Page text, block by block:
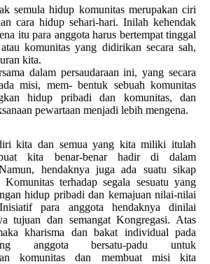
semula hidup komunitas merupakan ciri
cara hidup sehari-hari. Inilah kehendak
itu para anggota harus bertempat tinggal
komunitas yang didirikan secara sah,
kita.
dalam persaudaraan ini, yang secara
misi, mem- bentuk sebuah komunitas
hidup pribadi dan komunitas, dan
pewartaan menjadi lebih mengena.
kita dan semua yang kita miliki itulah
kita benar-benar hadir di dalam
hendaknya juga ada suatu sikap
terhadap segala sesuatu yang
hidup pribadi dan kemajuan nilai-nilai
para anggota hendaknya dinilai
tujuan dan semangat Kongregasi. Atas
kharisma dan bakat individual pada
anggota bersatu-padu untuk
komunitas dan membuat misi kita